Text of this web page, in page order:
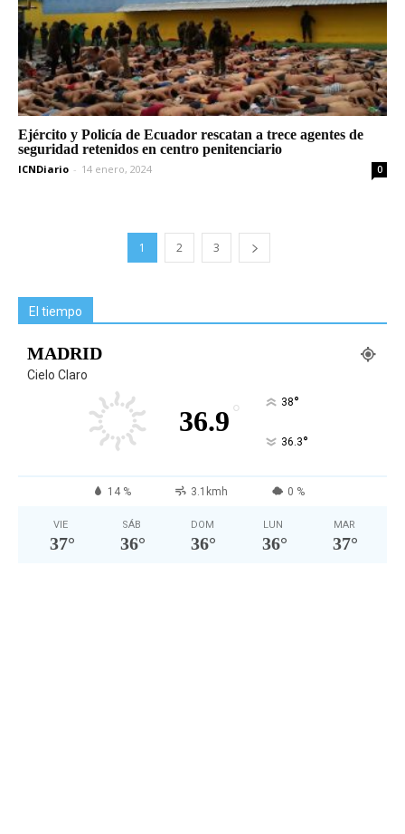
Ejército y Policía de Ecuador rescatan a trece agentes de
seguridad retenidos en centro penitenciario
ICNDiario - 14 enero, 2024 0
1 2 3
El tiempo
MADRID
Cielo Claro
36.9 ° 38°
36.3°
14 % 3.1kmh 0 %
VIE
37°
SÁB
36°
DOM
36°
LUN
36°
MAR
37°